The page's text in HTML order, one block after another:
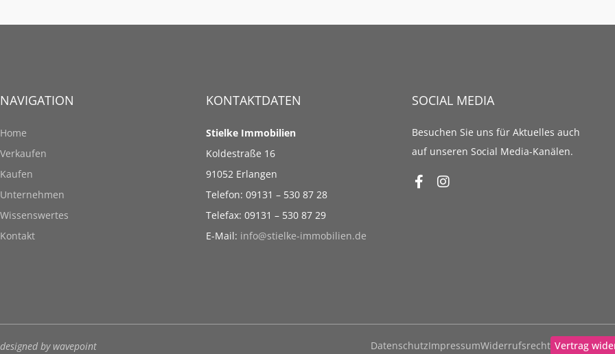
NAVIGATION
Home
Verkaufen
Kaufen
Unternehmen
Wissenswertes
Kontakt
KONTAKTDATEN
Stielke Immobilien
Koldestraße 16
91052 Erlangen
Telefon: 09131 – 530 87 28
Telefax: 09131 – 530 87 29
E-Mail: info@stielke-immobilien.de
SOCIAL MEDIA
Besuchen Sie uns für Aktuelles auch
auf unseren Social Media-Kanälen.
designed by wavepoint DatenschutzImpressumWiderrufsrecht Vertrag